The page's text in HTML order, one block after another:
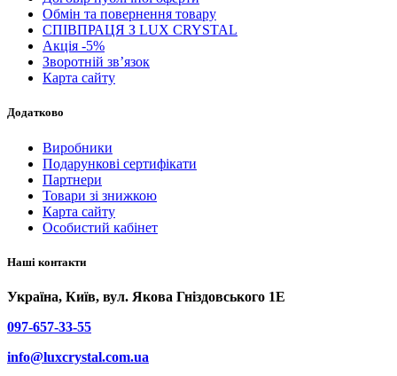
Обмін та повернення товару
СПІВПРАЦЯ З LUX CRYSTAL
Акція -5%
Зворотній зв’язок
Карта сайту
Додатково
Виробники
Подарункові сертифікати
Партнери
Товари зі знижкою
Карта сайту
Особистий кабінет
Наші контакти
Україна, Київ, вул. Якова Гніздовського 1Е
097-657-33-55
info@luxcrystal.com.ua